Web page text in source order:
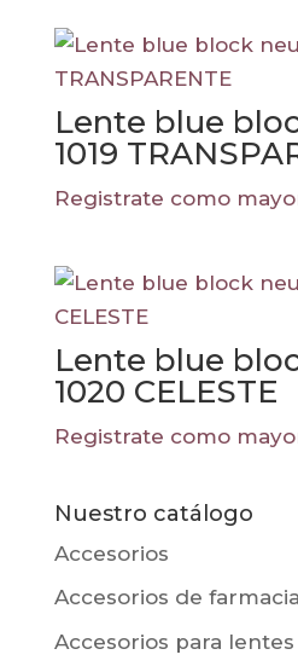
Lente blue
1019
Registrate como
Lente blue
1020 CELESTE
Registrate como
Nuestro catálogo
Accesorios
Accesorios de farmacia
Accesorios para lentes